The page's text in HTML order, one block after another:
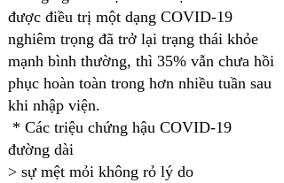
được điều trị một dạng COVID-19
nghiêm trọng đã trở lại trạng thái khỏe
mạnh bình thường, thì 35% vẫn chưa hồi
phục hoàn toàn trong hơn nhiều tuần sau
khi nhập viện.
* Các triệu chứng hậu COVID-19
đường dài
> sự mệt mỏi không rỏ lý do